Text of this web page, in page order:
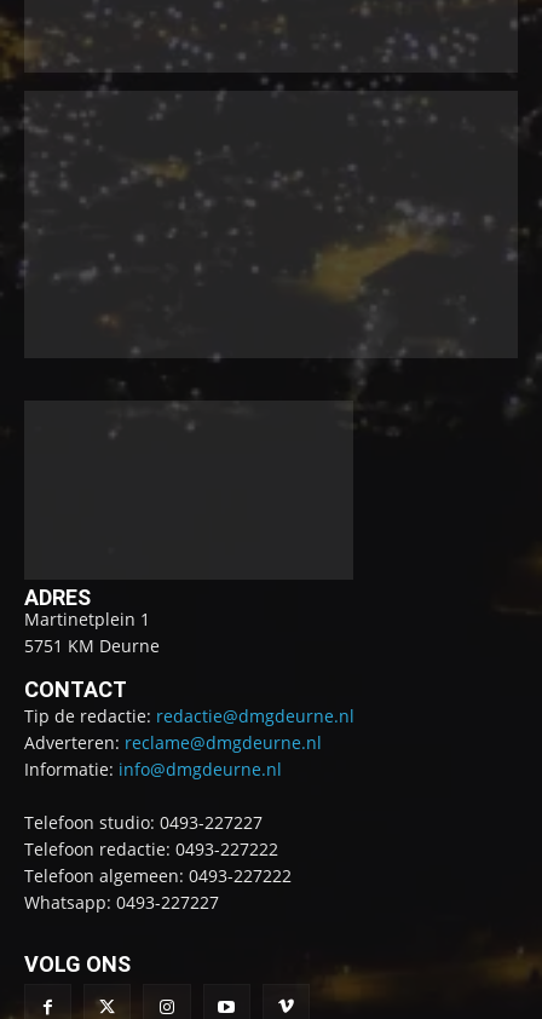
ADRES
Martinetplein 1
5751 KM Deurne
CONTACT
Tip de redactie: redactie@dmgdeurne.nl
Adverteren: reclame@dmgdeurne.nl
Informatie: info@dmgdeurne.nl
Telefoon studio: 0493-227227
Telefoon redactie: 0493-227222
Telefoon algemeen: 0493-227222
Whatsapp: 0493-227227
VOLG ONS